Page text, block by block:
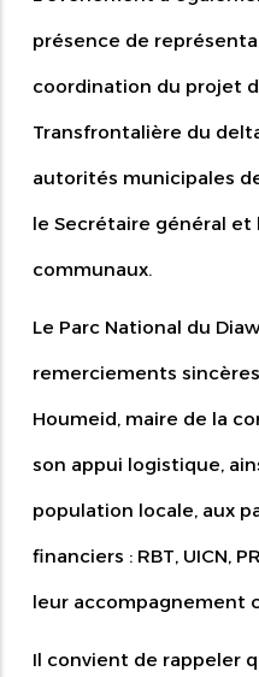
présence de
coordination du projet
Transfrontalière du
autorités municipales
le Secrétaire général et
communaux.
Le Parc National du
remerciements
Houmeid, maire de la
son appui logistique,
population locale, aux
financiers : RBT, UICN,
leur accompagnement
Il convient de rappeler